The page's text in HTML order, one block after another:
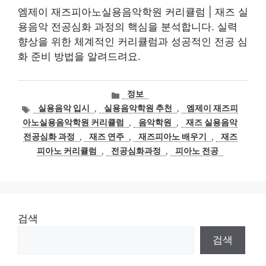
엠제이 재즈피아노실용음악학원 커리큘럼 | 재즈 실
용음악 전공심화 과정의 핵심을 분석합니다. 실력
향상을 위한 체계적인 커리큘럼과 성공적인 전공 심
화 준비 방법을 알려드려요.
카
테
고
리
정보
태
그
실용음악 입시 , 실용음악학원 추천 ,
엠제이 재즈피
아노실용음악학원 커리큘럼
, 음악학원 ,
재즈 실용음악
전공심화 과정
, 재즈 연주 , 재즈피아노 배우기 ,
재즈
피아노 커리큘럼
, 전공심화과정 , 피아노 전공
검색
검색